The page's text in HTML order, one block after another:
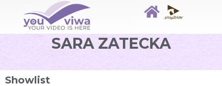
SARA ZATECKA
Showlist